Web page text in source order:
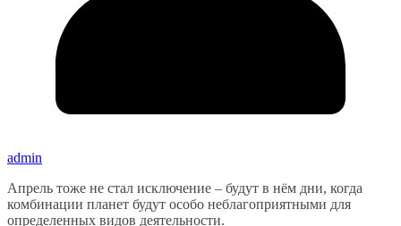
admin
Апрель тоже не стал исключение – будут в нём дни, когда
комбинации планет будут особо неблагоприятными для
определенных видов деятельности.